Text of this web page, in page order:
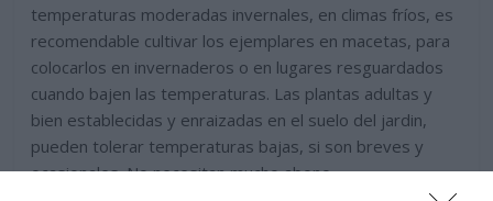
temperaturas moderadas invernales, en climas fríos, es
recomendable cultivar los ejemplares en macetas, para
colocarlos en invernaderos o en lugares resguardados
cuando bajen las temperaturas. Las plantas adultas y
bien establecidas y enraizadas en el suelo del jardin,
pueden tolerar temperaturas bajas, si son breves y
ocasionales. No necesitan mucho abono.